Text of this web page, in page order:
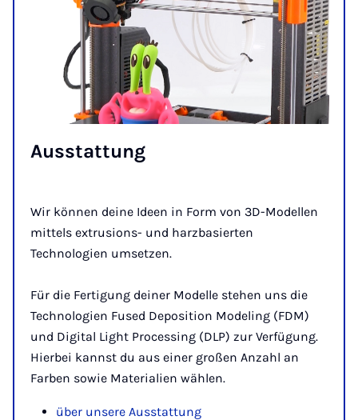
Aus­stat­tung
Wir können deine Ideen in Form von 3D-Modellen
mittels extrusions- und harzbasierten
Technologien umsetzen.
Für die Fertigung deiner Modelle stehen uns die
Technologien Fused Deposition Modeling (FDM)
und Digital Light Processing (DLP) zur Verfügung.
Hierbei kannst du aus einer großen Anzahl an
Farben sowie Materialien wählen.
über unsere Ausstattung